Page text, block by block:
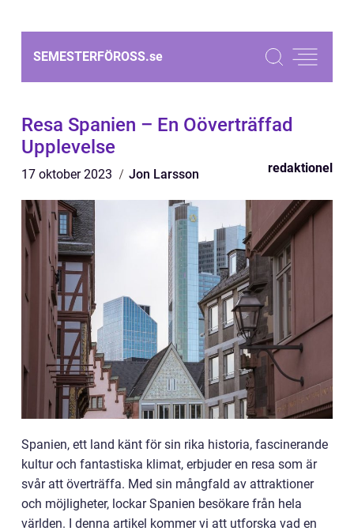
SEMESTERFÖROSS.se
Resa Spanien – En Oöverträffad
Upplevelse
17 oktober 2023 Jon Larsson redaktionel
Spanien, ett land känt för sin rika historia, fascinerande
kultur och fantastiska klimat, erbjuder en resa som är
svår att överträffa. Med sin mångfald av attraktioner
och möjligheter, lockar Spanien besökare från hela
världen. I denna artikel kommer vi att utforska vad en